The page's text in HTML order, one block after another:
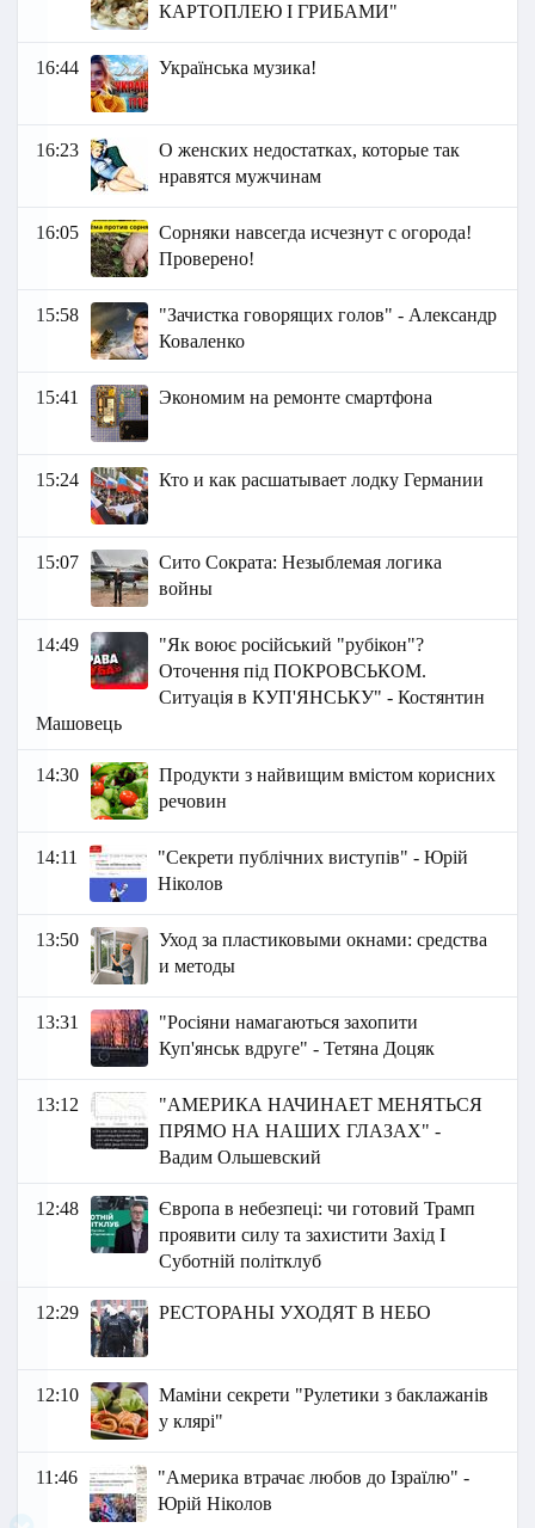
КАРТОПЛЕЮ І ГРИБАМИ"
16:44 Українська музика!
16:23
О женских недостатках, которые так
нравятся мужчинам
16:05
Сорняки навсегда исчезнут с огорода!
Проверено!
15:58
"Зачистка говорящих голов" - Александр
Коваленко
15:41 Экономим на ремонте смартфона
15:24 Кто и как расшатывает лодку Германии
15:07
Сито Сократа: Незыблемая логика
войны
14:49
"Як воює російський "рубікон"?
Оточення під ПОКРОВСЬКОМ.
Ситуація в КУП'ЯНСЬКУ" - Костянтин
Машовець
14:30
Продукти з найвищим вмістом корисних
речовин
14:11
"Секрети публічних виступів" - Юрій
Ніколов
13:50
Уход за пластиковыми окнами: средства
и методы
13:31
"Росіяни намагаються захопити
Куп'янськ вдруге" - Тетяна Доцяк
13:12
"АМЕРИКА НАЧИНАЕТ МЕНЯТЬСЯ
ПРЯМО НА НАШИХ ГЛАЗАХ" -
Вадим Ольшевский
12:48
Європа в небезпеці: чи готовий Трамп
проявити силу та захистити Захід І
Суботній політклуб
12:29 РЕСТОРАНЫ УХОДЯТ В НЕБО
12:10
Маміни секрети "Рулетики з баклажанів
у клярі"
11:46
"Америка втрачає любов до Ізраїлю" -
Юрій Ніколов